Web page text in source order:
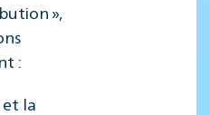
»,
:
la